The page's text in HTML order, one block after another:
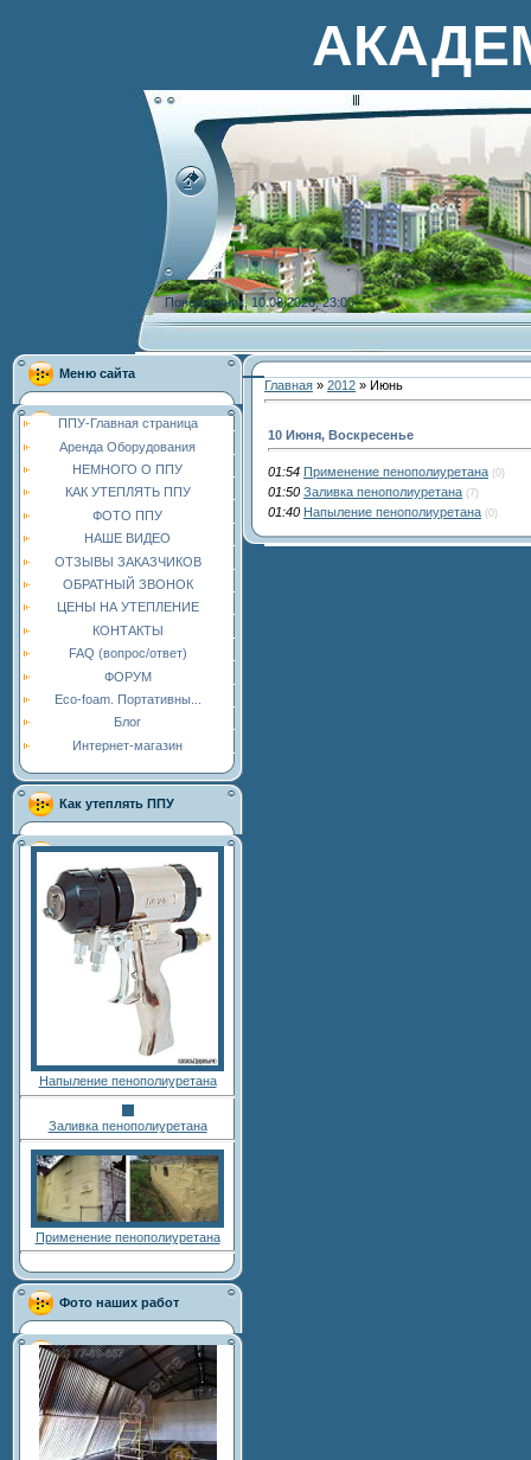
Понедельник, 10.08.2026, 23:00
Меню сайта
ППУ-Главная страница
Аренда Оборудования
НЕМНОГО О ППУ
КАК УТЕПЛЯТЬ ППУ
ФОТО ППУ
НАШЕ ВИДЕО
ОТЗЫВЫ ЗАКАЗЧИКОВ
ОБРАТНЫЙ ЗВОНОК
ЦЕНЫ НА УТЕПЛЕНИЕ
КОНТАКТЫ
FAQ (вопрос/ответ)
ФОРУМ
Eco-foam. Портативны...
Блог
Интернет-магазин
Как утеплять ППУ
Напыление пенополиуретана
Заливка пенополиуретана
Применение пенополиуретана
Фото наших работ
Главная » 2012 » Июнь
10 Июня, Воскресенье
01:54 Применение пенополиуретана (0)
01:50 Заливка пенополиуретана (7)
01:40 Напыление пенополиуретана (0)